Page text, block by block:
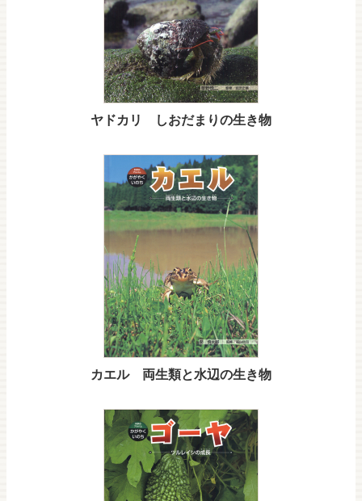
ヤドカリ しおだまりの生き物
カエル 両生類と水辺の生き物